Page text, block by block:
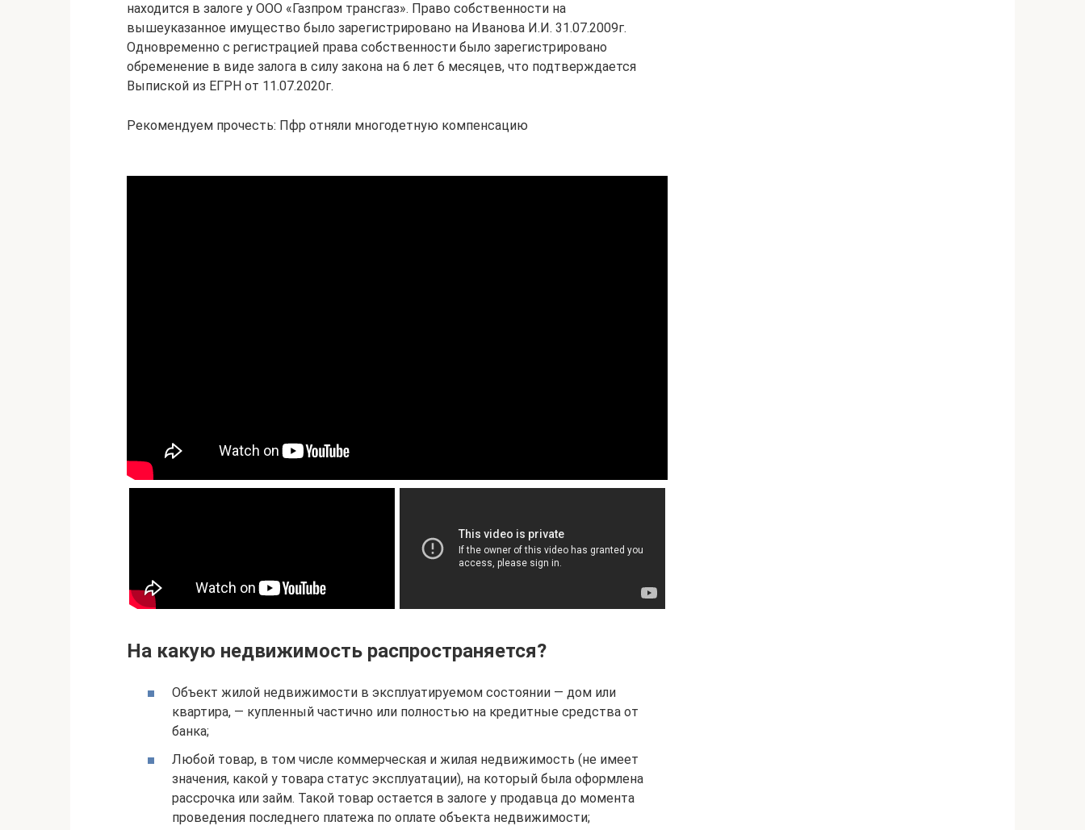
находится в залоге у ООО «Газпром трансгаз». Право собственности на
вышеуказанное имущество было зарегистрировано на Иванова И.И. 31.07.2009г.
Одновременно с регистрацией права собственности было зарегистрировано
обременение в виде залога в силу закона на 6 лет 6 месяцев, что подтверждается
Выпиской из ЕГРН от 11.07.2020г.
Рекомендуем прочесть: Пфр отняли многодетную компенсацию
На какую недвижимость распространяется?
Объект жилой недвижимости в эксплуатируемом состоянии — дом или
квартира, — купленный частично или полностью на кредитные средства от
банка;
Любой товар, в том числе коммерческая и жилая недвижимость (не имеет
значения, какой у товара статус эксплуатации), на который была оформлена
рассрочка или займ. Такой товар остается в залоге у продавца до момента
проведения последнего платежа по оплате объекта недвижимости;